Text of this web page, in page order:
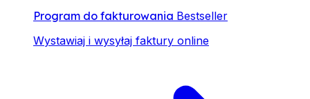
Program do fakturowania Bestseller
Wystawiaj i wysyłaj faktury online